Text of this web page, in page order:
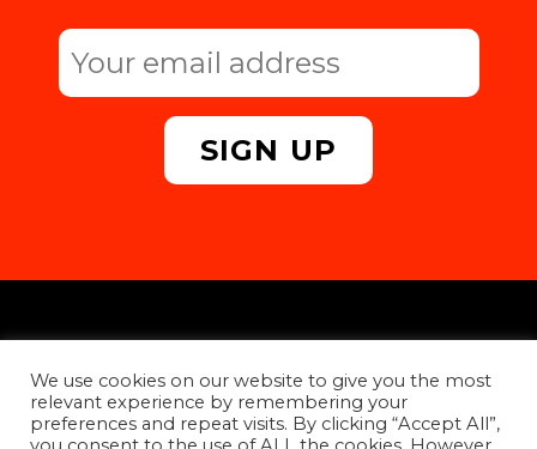
Contacteer ons
We use cookies on our website to give you the most
relevant experience by remembering your
preferences and repeat visits. By clicking “Accept All”,